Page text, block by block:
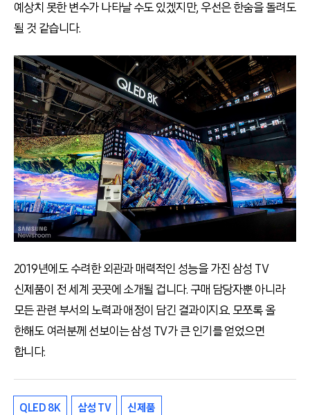
예상치 못한 변수가 나타날 수도 있겠지만, 우선은 한숨을 돌려도
될 것 같습니다.
2019년에도 수려한 외관과 매력적인 성능을 가진 삼성 TV
신제품이 전 세계 곳곳에 소개될 겁니다. 구매 담당자뿐 아니라
모든 관련 부서의 노력과 애정이 담긴 결과이지요. 모쪼록 올
한해도 여러분께 선보이는 삼성 TV가 큰 인기를 얻었으면
합니다.
QLED 8K 삼성 TV 신제품